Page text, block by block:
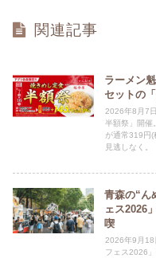
関連記事
ラーメン
セットの
2026年8月7
半額祭」開催
が通常319円(
見逃しなく。
青森の“ん
ェス2026
喫
2026年9月18
フェス2026